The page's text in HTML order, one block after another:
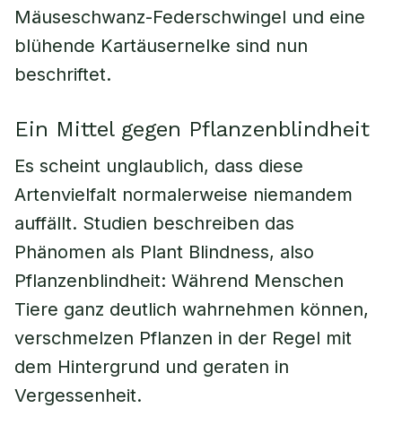
Mäuseschwanz-Federschwingel und eine
blühende Kartäusernelke sind nun
beschriftet.
Ein Mittel gegen Pflanzenblindheit
Es scheint unglaublich, dass diese
Artenvielfalt normalerweise niemandem
auffällt. Studien beschreiben das
Phänomen als Plant Blindness, also
Pflanzenblindheit: Während Menschen
Tiere ganz deutlich wahrnehmen können,
verschmelzen Pflanzen in der Regel mit
dem Hintergrund und geraten in
Vergessenheit.